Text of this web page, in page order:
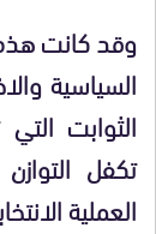
وقد كانت هذه
السياسية
الثوابت
تكفل
العملية